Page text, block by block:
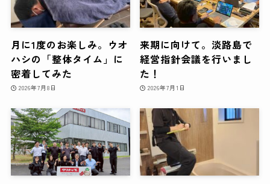
月に1度のお楽しみ。ウオ
ハシの「整体タイム」に
密着してみた
2026年7月8日
来期に向けて。淡路島で
経営指針会議を行いまし
た！
2026年7月1日